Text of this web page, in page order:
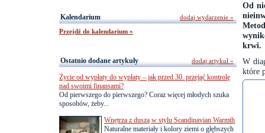
Od
krwi.
W
które
Kalendarium
Przejdź do kalendarium »
dodaj wydarzenie »
Ostatnio dodane artykuły
Życie od wypłaty do wypłaty – jak przed 30. przejąć kontrolę
nad swoimi finansami?
Od pierwszego do pierwszego? Coraz więcej młodych szuka
sposobów, żeby...
Wnętrza z duszą w stylu Scandinavian Warmth
Naturalne materiały i kolory ziemi o głębszych
dodaj artykuł »